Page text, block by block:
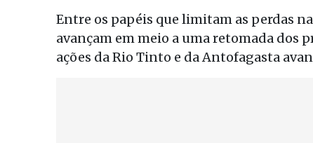
Entre os papéis que limitam as perdas
avançam em meio a uma retomada dos
ações da Rio Tinto e da Antofagasta